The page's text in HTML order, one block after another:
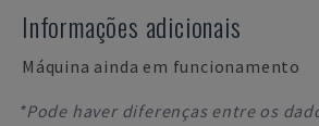
Informações adicionais
Máquina ainda em funcionamento
*Pode haver diferenças entre os